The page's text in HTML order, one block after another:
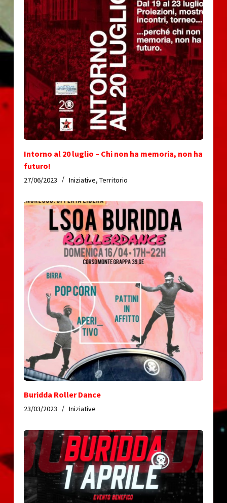
Intorno al 20 luglio – Chi non ha memoria, non ha
futuro!
27/06/2023 Iniziative, Territorio
Buridda Roller Dance
23/03/2023 Iniziative